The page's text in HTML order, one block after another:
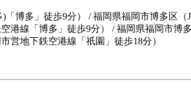
博多」徒歩9分） /福岡県福岡市博多区（
港線「博多」徒歩9分） /福岡県福岡市博
営地下鉄空港線「祇園」徒歩18分）